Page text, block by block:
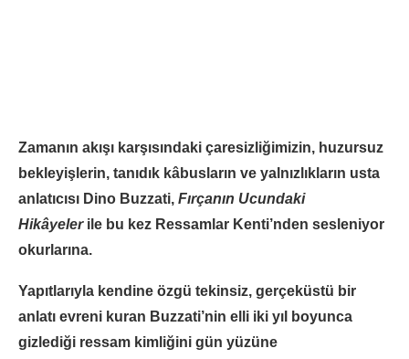
Zamanın akışı karşısındaki çaresizliğimizin, huzursuz
bekleyişlerin, tanıdık kâbusların ve yalnızlıkların usta
anlatıcısı Dino Buzzati, Fırçanın Ucundaki
Hikâyeler ile bu kez Ressamlar Kenti’nden sesleniyor
okurlarına.
Yapıtlarıyla kendine özgü tekinsiz, gerçeküstü bir
anlatı evreni kuran Buzzati’nin elli iki yıl boyunca
gizlediği ressam kimliğini gün yüzüne